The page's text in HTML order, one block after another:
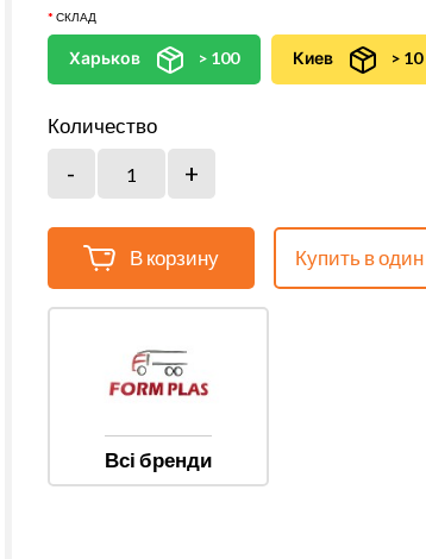
СКЛАД
Харьков > 100 Киев > 10
Количество
В корзину Купить в один
Всі бренди